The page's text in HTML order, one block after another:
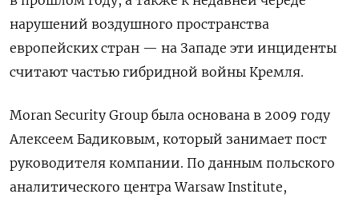
нарушений воздушного пространства
европейских стран — на Западе эти инциденты
считают частью гибридной войны Кремля.
Moran Security Group была основана в 2009 году
Алексеем Бадиковым, который занимает пост
руководителя компании. По данным польского
аналитического центра Warsaw Institute,